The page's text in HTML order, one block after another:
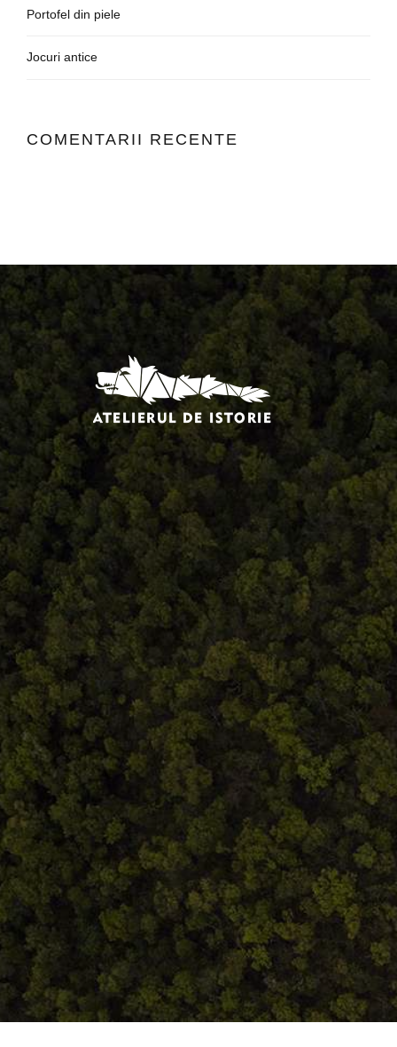
Portofel din piele
Jocuri antice
COMENTARII RECENTE
Comandă, plată, livrare
Întreținere produse
Facebook.com/atelieruldeistorie
Contact@atelieruldeistorie.ro
0748.884.543
Termeni și condiții
ANPC
Home Despre noi Produse
Contact
Termeni și condiții
S.C. Atelierul de istorie SRL
J12/419/2016
CIF 35566674
RO48ROIN4021ZZ6H9WDUW2T2 Salt Bank